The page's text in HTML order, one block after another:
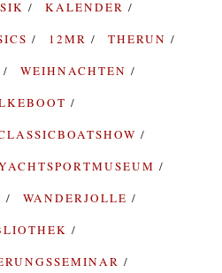
KALENDER
12MR
THERUN
WEIHNACHTEN
WANDERJOLLE